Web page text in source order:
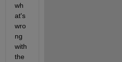
wh
at's
wro
ng
with
the